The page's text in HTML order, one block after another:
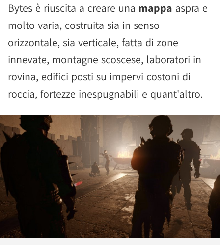
Bytes è riuscita a creare una mappa aspra e
molto varia, costruita sia in senso
orizzontale, sia verticale, fatta di zone
innevate, montagne scoscese, laboratori in
rovina, edifici posti su impervi costoni di
roccia, fortezze inespugnabili e quant'altro.